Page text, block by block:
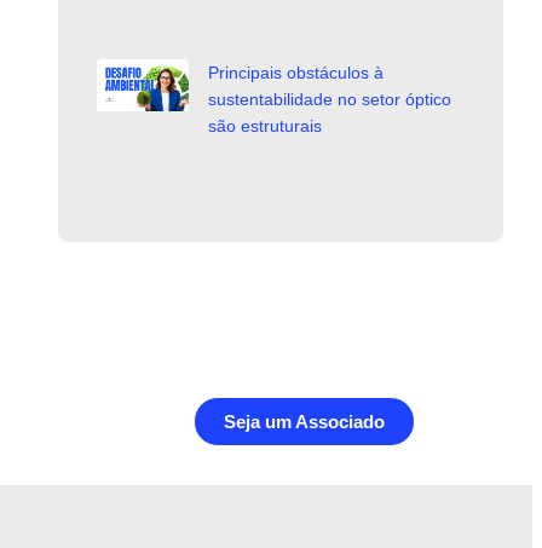
Principais obstáculos à
sustentabilidade no setor óptico
são estruturais
Seja um Associado